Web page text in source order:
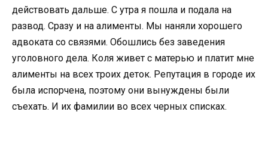
действовать дальше. С утра я пошла и подала на
развод. Сразу и на алименты. Мы наняли хорошего
адвоката со связями. Обошлись без заведения
уголовного дела. Коля живет с матерью и платит мне
алименты на всех троих деток. Репутация в городе их
была испорчена, поэтому они вынуждены были
съехать. И их фамилии во всех черных списках.